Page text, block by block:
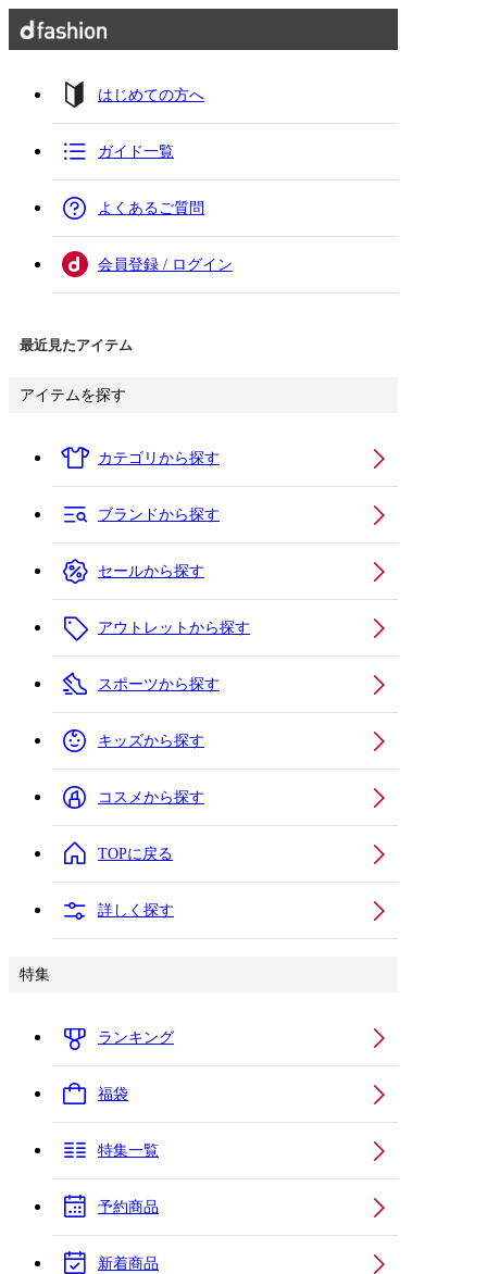
はじめての方へ
ガイド一覧
よくあるご質問
会員登録 / ログイン
最近見たアイテム
アイテムを探す
カテゴリから探す
ブランドから探す
セールから探す
アウトレットから探す
スポーツから探す
キッズから探す
コスメから探す
TOPに戻る
詳しく探す
特集
ランキング
福袋
特集一覧
予約商品
新着商品